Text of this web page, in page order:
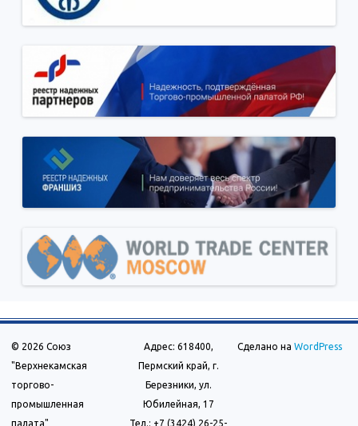
© 2026 Союз
"Верхнекамская
торгово-
промышленная
палата"
Адрес: 618400,
Пермский край, г.
Березники, ул.
Юбилейная, 17
Тел.: +7 (3424) 26-25-
Сделано на WordPress